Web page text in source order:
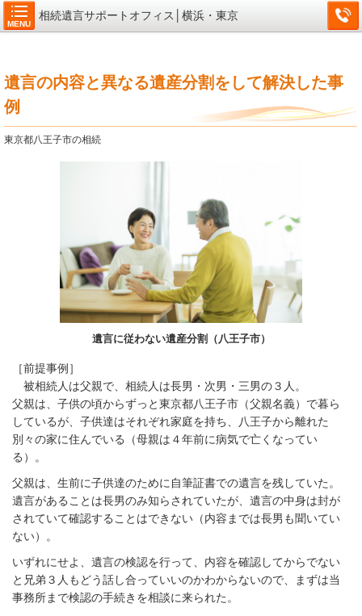
MENU
相続遺言サポートオフィス│横浜・東京
遺言の内容と異なる遺産分割をして解決した事
例
東京都八王子市の相続
遺言に従わない遺産分割（八王子市）
［前提事例］
被相続人は父親で、相続人は長男・次男・三男の３人。
父親は、子供の頃からずっと東京都八王子市（父親名義）で暮ら
しているが、子供達はそれぞれ家庭を持ち、八王子から離れた
別々の家に住んでいる（母親は４年前に病気で亡くなってい
る）。
父親は、生前に子供達のために自筆証書での遺言を残していた。
遺言があることは長男のみ知らされていたが、遺言の中身は封が
されていて確認することはできない（内容までは長男も聞いてい
ない）。
いずれにせよ、遺言の検認を行って、内容を確認してからでない
と兄弟３人もどう話し合っていいのかわからないので、まずは当
事務所まで検認の手続きを相談に来られた。